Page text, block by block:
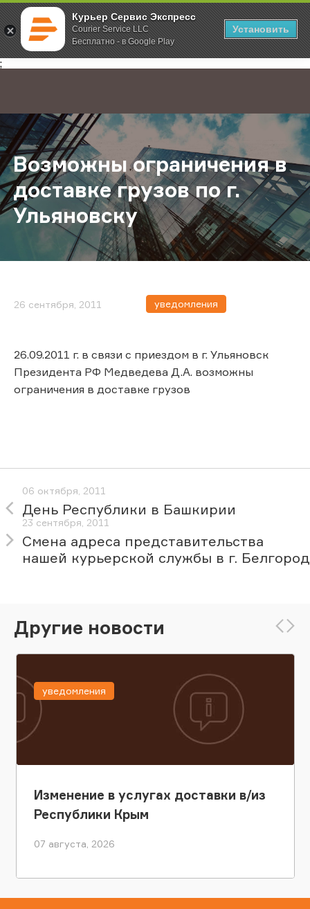
Курьер Сервис Экспресс
Courier Service LLC
Бесплатно - в Google Play
Установить
;
Главная О компании Новости Возможны ограничения в
Возможны ограничения в
доставке грузов по г.
Ульяновску
26 сентября, 2011 уведомления
26.09.2011 г. в связи с приездом в г. Ульяновск
Президента РФ Медведева Д.А. возможны
ограничения в доставке грузов
06 октября, 2011
День Республики в Башкирии
23 сентября, 2011
Cмена адреса представительства
нашей курьерской службы в г. Белгород
Другие новости
Изменение в услугах доставки в/из
Республики Крым
07 августа, 2026
уведомления